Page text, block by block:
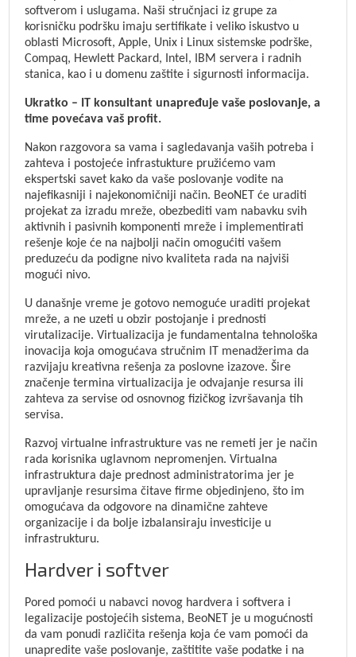
softverom i uslugama. Naši stručnjaci iz grupe za
korisničku podršku imaju sertifikate i veliko iskustvo u
oblasti Microsoft, Apple, Unix i Linux sistemske podrške,
Compaq, Hewlett Packard, Intel, IBM servera i radnih
stanica, kao i u domenu zaštite i sigurnosti informacija.
Ukratko – IT konsultant unapređuje vaše poslovanje, a
time povećava vaš profit.
Nakon razgovora sa vama i sagledavanja vaših potreba i
zahteva i postojeće infrastukture pružićemo vam
ekspertski savet kako da vaše poslovanje vodite na
najefikasniji i najekonomičniji način. BeoNET će uraditi
projekat za izradu mreže, obezbediti vam nabavku svih
aktivnih i pasivnih komponenti mreže i implementirati
rešenje koje će na najbolji način omogućiti vašem
preduzeću da podigne nivo kvaliteta rada na najviši
mogući nivo.
U današnje vreme je gotovo nemoguće uraditi projekat
mreže, a ne uzeti u obzir postojanje i prednosti
virutalizacije. Virtualizacija je fundamentalna tehnološka
inovacija koja omogućava stručnim IT menadžerima da
razvijaju kreativna rešenja za poslovne izazove. Šire
značenje termina virtualizacija je odvajanje resursa ili
zahteva za servise od osnovnog fizičkog izvršavanja tih
servisa.
Razvoj virtualne infrastrukture vas ne remeti jer je način
rada korisnika uglavnom nepromenjen. Virtualna
infrastruktura daje prednost administratorima jer je
upravljanje resursima čitave firme objedinjeno, što im
omogućava da odgovore na dinamične zahteve
organizacije i da bolje izbalansiraju investicije u
infrastrukturu.
Hardver i softver
Pored pomoći u nabavci novog hardvera i softvera i
legalizacije postojećih sistema, BeoNET je u mogućnosti
da vam ponudi različita rešenja koja će vam pomoći da
unapredite vaše poslovanje, zaštitite vaše podatke i na